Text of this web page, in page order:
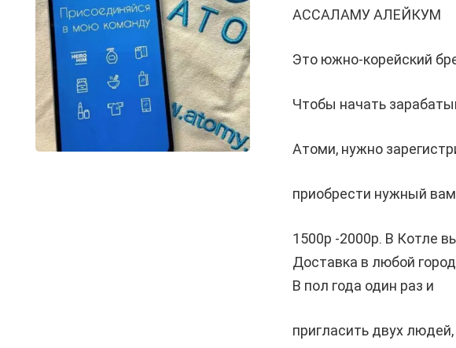
АССАЛАМУ АЛЕЙКУМ
Это южно-корейский
Чтобы начать
Атоми, нужно
приобрести нужный
1500р -2000р. В Котле
Доставка в любой
В пол года один раз и
пригласить двух